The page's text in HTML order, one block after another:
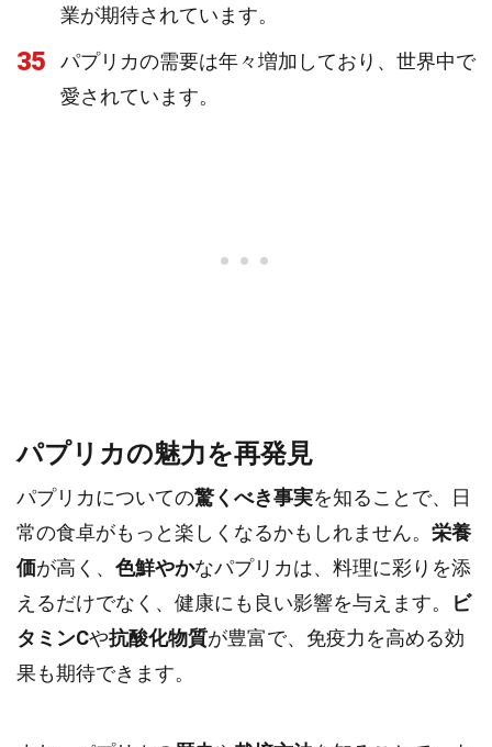
業が期待されています。
35
パプリカの需要は年々増加しており、世界中で
愛されています。
パプリカの魅力を再発見
パプリカについての驚くべき事実を知ることで、日
常の食卓がもっと楽しくなるかもしれません。 栄養
価が高く、 色鮮やかなパプリカは、料理に彩りを添
えるだけでなく、健康にも良い影響を与えます。
ビ
タミンCや抗酸化物質が豊富で、免疫力を高める効
果も期待できます。